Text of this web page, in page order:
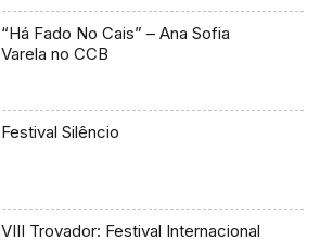
“Há Fado No Cais” – Ana Sofia
Varela no CCB
Festival Silêncio
VIII Trovador: Festival Internacional